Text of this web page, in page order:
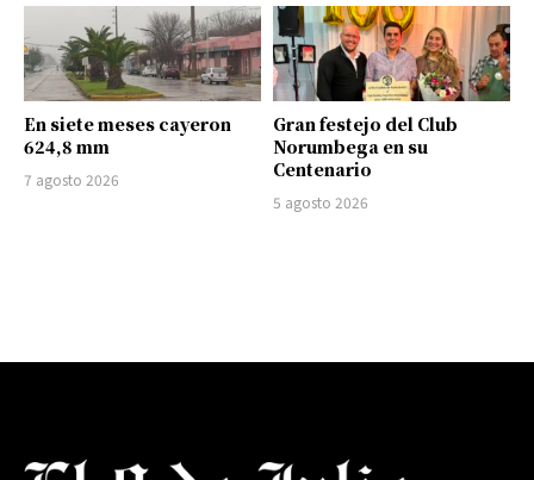
En siete meses cayeron
624,8 mm
7 agosto 2026
Gran festejo del Club
Norumbega en su
Centenario
5 agosto 2026